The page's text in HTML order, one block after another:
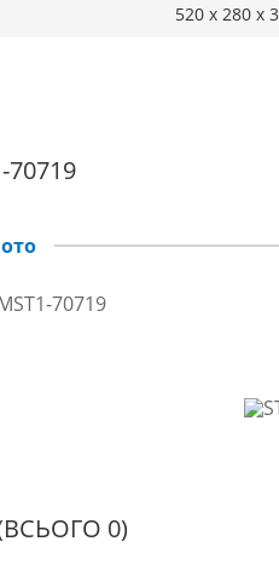
520 x 280 x
70719
0)